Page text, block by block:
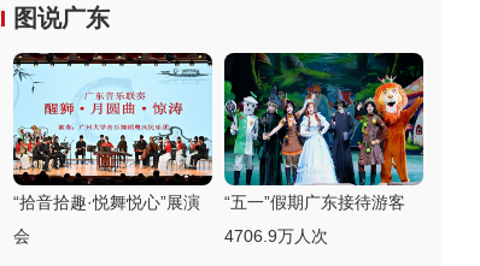
图说广东
“拾音拾趣·悦舞悦心”展演
会
“五一”假期广东接待游客
4706.9万人次